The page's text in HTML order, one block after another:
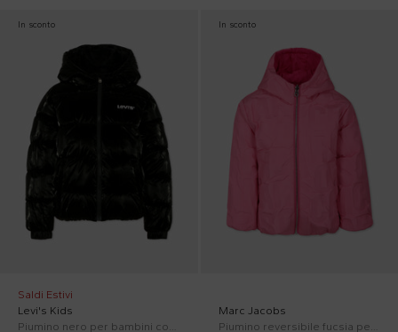
In sconto
Saldi Estivi
Levi's Kids
In sconto
Marc Jacobs